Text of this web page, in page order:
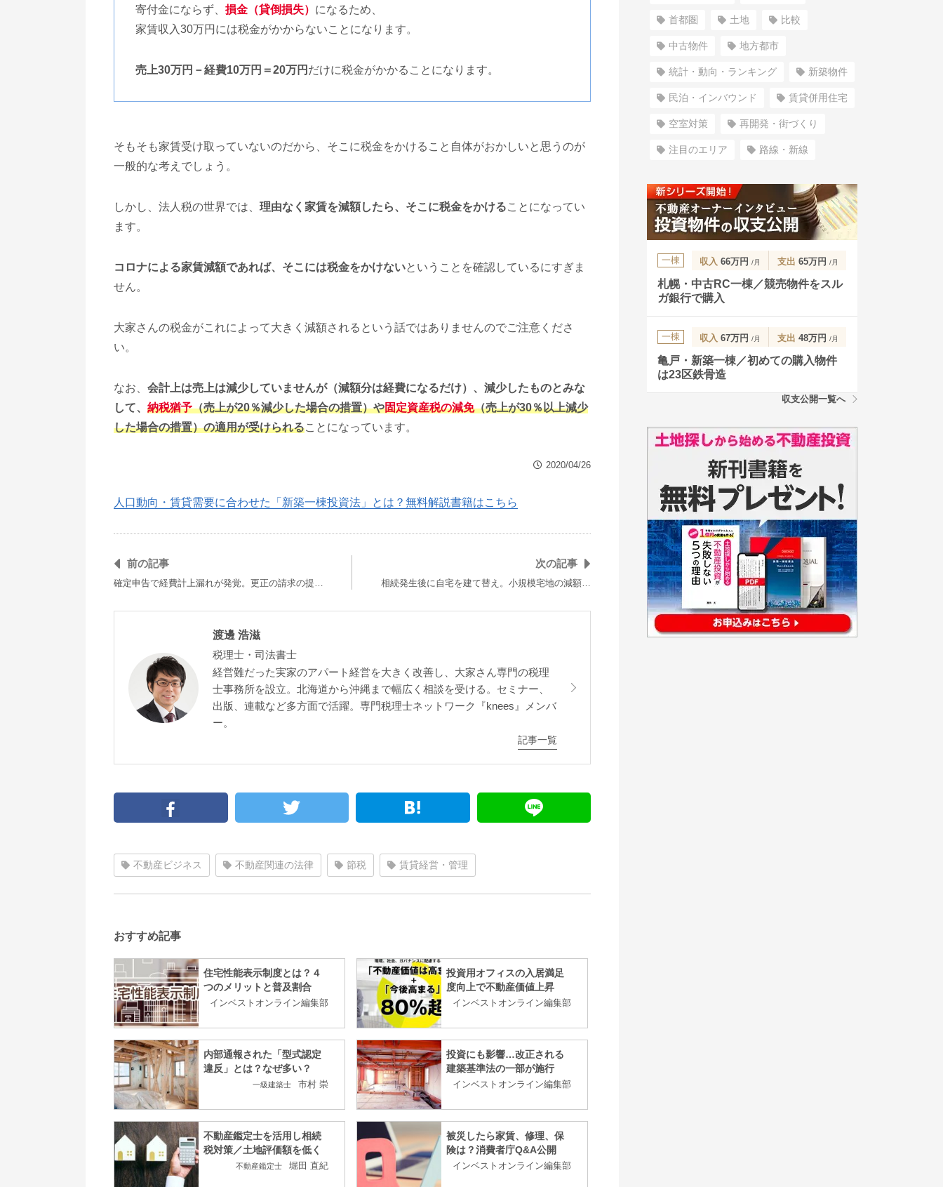
寄付金にならず、 損金（貸倒損失） になるため、
家賃収入30万円には税金がかからないことになります。
売上30万円－経費10万円＝20万円 だけに税金がかかることになります。
そもそも家賃受け取っていないのだから、そこに税金をかけること自体がおかしいと思うのが
一般的な考えでしょう。
しかし、法人税の世界では、 理由なく家賃を減額したら、そこに税金をかけることになってい
ます。
コロナによる家賃減額であれば、そこには税金をかけないということを確認しているにすぎま
せん。
大家さんの税金がこれによって大きく減額されるという話ではありませんのでご注意くださ
い。
なお、 会計上は売上は減少していませんが（減額分は経費になるだけ）、減少したものとみな
して、 納税猶予（売上が20％減少した場合の措置）や固定資産税の減免（売上が30％以上減少
した場合の措置）の適用が受けられることになっています。
2020/04/26
人口動向・賃貸需要に合わせた「新築一棟投資法」とは？無料解説書籍はこちら
前の記事
確定申告で経費計上漏れが発覚。更正の請求の提…
次の記事
相続発生後に自宅を建て替え。小規模宅地の減額…
渡邊 浩滋
税理士・司法書士
経営難だった実家のアパート経営を大きく改善し、大家さん専門の税理
士事務所を設立。北海道から沖縄まで幅広く相談を受ける。セミナー、
出版、連載など多方面で活躍。専門税理士ネットワーク『knees』メンバ
ー。
記事一覧
不動産ビジネス 不動産関連の法律 節税 賃貸経営・管理
おすすめ記事
住宅性能表示制度とは？４
つのメリットと普及割合
インベストオンライン編集部
投資用オフィスの入居満足
度向上で不動産価値上昇
インベストオンライン編集部
内部通報された「型式認定
違反」とは？なぜ多い？
一級建築士 市村 崇
投資にも影響…改正される
建築基準法の一部が施行
インベストオンライン編集部
不動産鑑定士を活用し相続
税対策／土地評価額を低く
不動産鑑定士 堀田 直紀
被災したら家賃、修理、保
険は？消費者庁Q&A公開
インベストオンライン編集部
首都圏 土地 比較
中古物件 地方都市
統計・動向・ランキング 新築物件
民泊・インバウンド 賃貸併用住宅
空室対策 再開発・街づくり
注目のエリア 路線・新線
一棟 収入 66万円 /月 支出 65万円 /月
札幌・中古RC一棟／競売物件をスル
ガ銀行で購入
一棟 収入 67万円 /月 支出 48万円 /月
亀戸・新築一棟／初めての購入物件
は23区鉄骨造
収支公開一覧へ